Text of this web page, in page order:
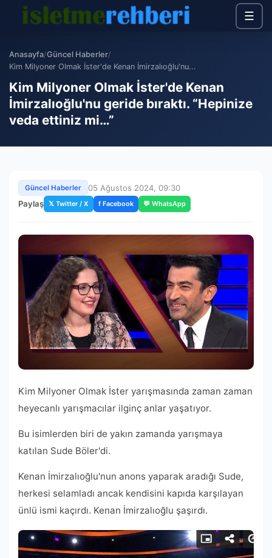
☰
Anasayfa/Güncel Haberler/
Kim Milyoner Olmak İster'de Kenan İmirzalıoğlu'nu...
Kim Milyoner Olmak İster'de Kenan
İmirzalıoğlu'nu geride bıraktı. “Hepinize
veda ettiniz mi…”
Güncel Haberler
05 Ağustos 2024, 09:30
Paylaş 𝕏 Twitter / X f Facebook 💬 WhatsApp
Kim Milyoner Olmak İster yarışmasında zaman zaman
heyecanlı yarışmacılar ilginç anlar yaşatıyor.
Bu isimlerden biri de yakın zamanda yarışmaya
katılan Sude Böler'di.
Kenan İmirzalıoğlu'nun anons yaparak aradığı Sude,
herkesi selamladı ancak kendisini kapıda karşılayan
ünlü ismi kaçırdı. Kenan İmirzalıoğlu şaşırdı.